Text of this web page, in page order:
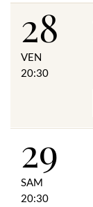
28
VEN
20:30
29
SAM
20:30